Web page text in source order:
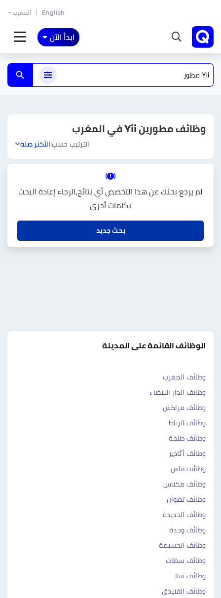
English المغرب
ابدأ الآن
وظائف مطورين Yii في المغرب
الترتيب حسب:الأكثر صلة
لم يرجع بحثك عن هذا التخصص أي نتائج،الرجاء إعادة البحث
بكلمات أخرى
بحث جديد
الوظائف القائمة على المدينة
وظائف المغرب
وظائف الدار البيضاء
وظائف مراكش
وظائف الرباط
وظائف طنجة
وظائف أڭادير
وظائف فاس
وظائف مكناس
وظائف تطوان
وظائف الجديدة
وظائف وجدة
وظائف الحسيمة ‎‎
وظائف سطات ‎ ‎‎
وظائف سلا ‎‎
وظائف الفنيدق ‎‎